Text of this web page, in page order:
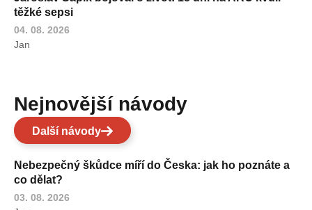
těžké sepsi
04. 08. 2026
Jan
Nejnovější návody
Další návody
Nebezpečný škůdce míří do Česka: jak ho poznáte a
co dělat?
03. 08. 2026